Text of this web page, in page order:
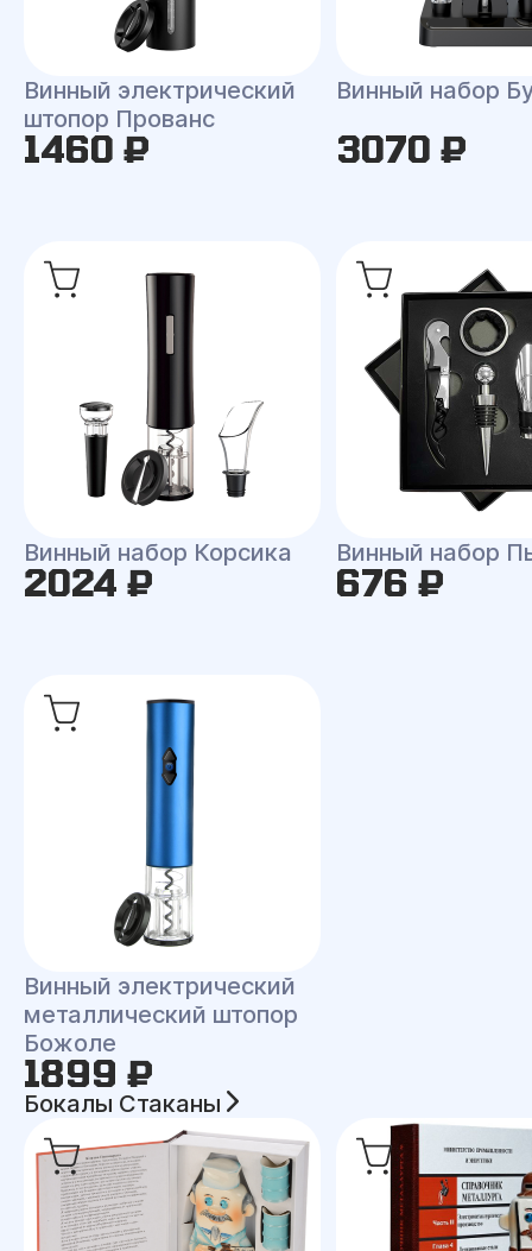
Винный электрический
штопор Прованс
1460 ₽
Винный набор
3070 ₽
Винный набор Корсика
2024 ₽
Винный набор
676 ₽
Винный электрический
металлический штопор
Божоле
1899 ₽
Бокалы Стаканы